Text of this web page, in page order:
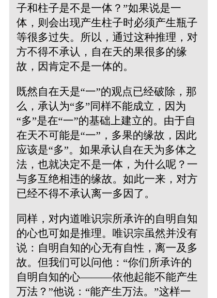
子和柱子是不是一体？”如果说是一
体，则会出现产生柱子时必须产生瓶子
等很多过失。所以，通过这种推理，对
方不得不承认，自在天的果很多的缘
故，因肯定不是一体的。
既然自在天是“一”的观点已经破除，那
么，承认为“多”同样不能成立，因为
“多”是在“一”的基础上建立的。由于自
在天不可能是“一”，多果的缘故，因此
应该是“多”。如果承认自在天为多体之
法，也就决定不是一体，为什么呢？一
与多互绝相违的缘故。如此一来，对方
已经不得不承认离一多因了。
同样，对内道唯识宗所承许的自明自知
的心也可如是推理。唯识宗虽然并没有
说：自明自知的心无有自性，离一及多
故。但我们可以问他：“你们所承许的
自明自知的心———依他起能不能产生
万法？”他说：“能产生万法。”这样一